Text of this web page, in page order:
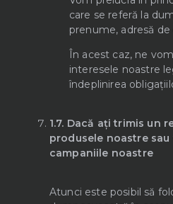
care se referă la
prenume, adresă
În acest caz, ne
interesele noastre
îndeplinirea
1.7. Dacă ați trimis un
produsele noastre
campaniile noastre
Atunci este posibil să